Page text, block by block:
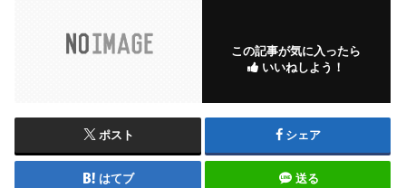
この記事が気に入ったら
いいねしよう！
ポスト シェア
はてブ 送る